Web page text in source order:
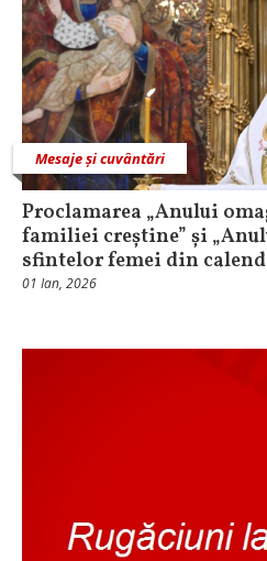
Mesaje și cuvântări
Proclamarea „Anului
familiei creștine” și
sfintelor femei din
01 Ian, 2026